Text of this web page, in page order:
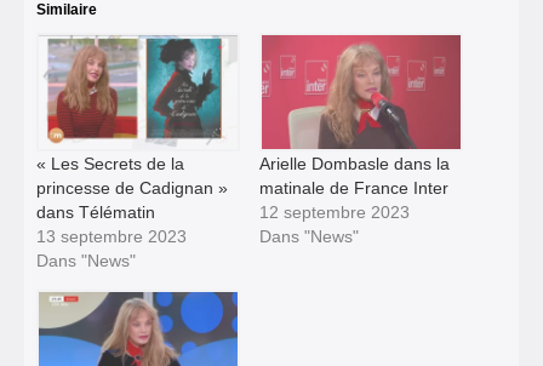
Similaire
« Les Secrets de la
princesse de Cadignan »
dans Télématin
13 septembre 2023
Dans "News"
Arielle Dombasle dans la
matinale de France Inter
12 septembre 2023
Dans "News"